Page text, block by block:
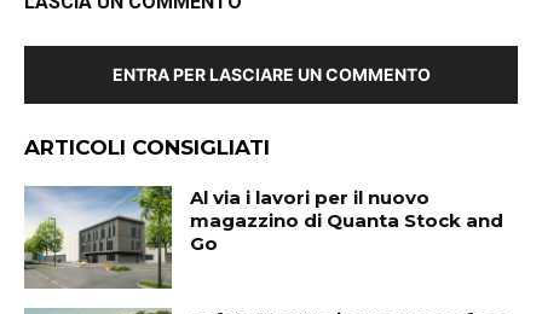
ENTRA PER LASCIARE UN COMMENTO
ARTICOLI CONSIGLIATI
Al via i lavori per il nuovo
magazzino di Quanta Stock and
Go